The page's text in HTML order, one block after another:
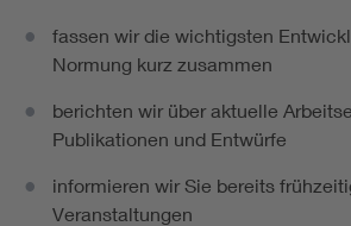
fassen wir die wichtigsten
Normung kurz zusammen
berichten wir über aktuelle
Publikationen und Entwürfe
informieren wir Sie bereits
Veranstaltungen